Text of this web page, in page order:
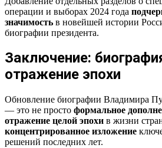
операции и выборах 2024 года
значимость в новейшей истории
биографии президента.
Заключение:
отражение эпохи
Обновление биографии Владимира
— это не просто формальное
отражение целой эпохи в жизни
концентрированное изложение
решений последних лет.